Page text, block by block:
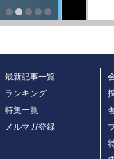
最新記事一覧
ランキング
特集一覧
メルマガ登録